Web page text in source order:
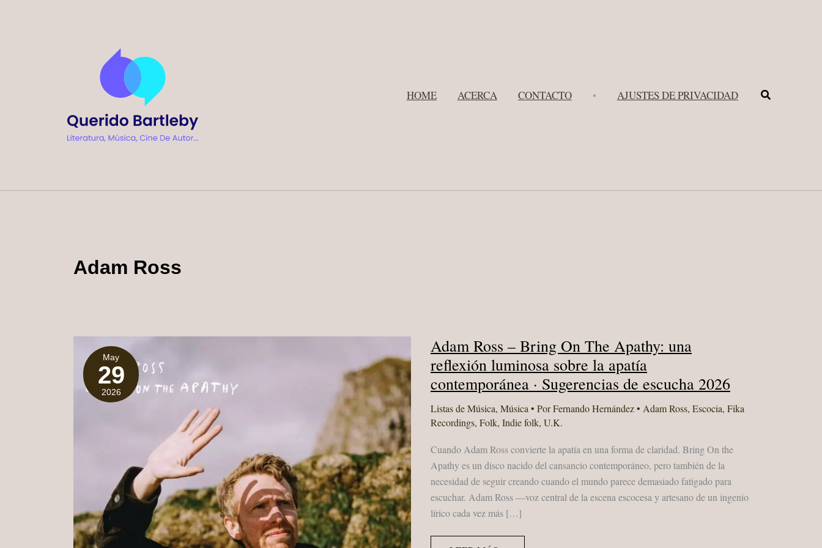
HOME ACERCA CONTACTO • AJUSTES DE PRIVACIDAD Buscar
Adam Ross
May
29
2026
Adam Ross – Bring On The Apathy: una
reflexión luminosa sobre la apatía
contemporánea · Sugerencias de escucha 2026
Listas de Música, Música• PorFernando Hernández• Adam Ross, Escocia, Fika
Recordings, Folk, Indie folk, U.K.
Cuando Adam Ross convierte la apatía en una forma de claridad. Bring On the
Apathy es un disco nacido del cansancio contemporáneo, pero también de la
necesidad de seguir creando cuando el mundo parece demasiado fatigado para
escuchar. Adam Ross —voz central de la escena escocesa y artesano de un ingenio
lírico cada vez más […]